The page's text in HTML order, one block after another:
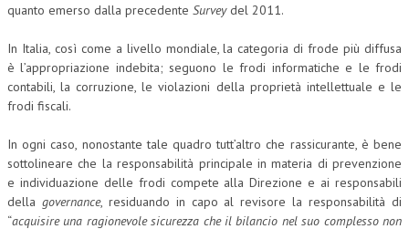
quanto emerso dalla precedente Surveydel 2011.
In Italia, così come a livello mondiale, la categoria di frode più diffusa
è l’appropriazione indebita; seguono le frodi informatiche e le frodi
contabili, la corruzione, le violazioni della proprietà intellettuale e le
frodi fiscali.
In ogni caso, nonostante tale quadro tutt’altro che rassicurante, è bene
sottolineare che la responsabilità principale in materia di prevenzione
e individuazione delle frodi compete alla Direzione e ai responsabili
della governance, residuando in capo al revisore la responsabilità di
“acquisire una ragionevole sicurezza che il bilancio nel suo complesso non